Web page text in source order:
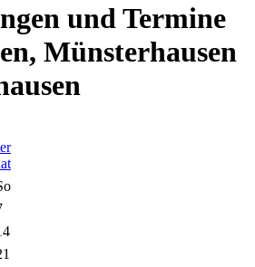
und Termine
Münsterhausen